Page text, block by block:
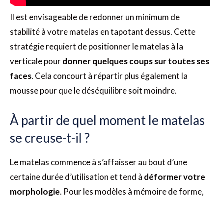
Il est envisageable de redonner un minimum de
stabilité à votre matelas en tapotant dessus. Cette
stratégie requiert de positionner le matelas à la
verticale pourdonner quelques coups sur toutes ses
faces. Cela concourt à répartir plus également la
mousse pour que le déséquilibre soit moindre.
À partir de quel moment le matelas
se creuse-t-il ?
Le matelas commence à s’affaisser au bout d’une
certaine durée d’utilisation et tend à déformer votre
morphologie. Pour les modèles à mémoire de forme,